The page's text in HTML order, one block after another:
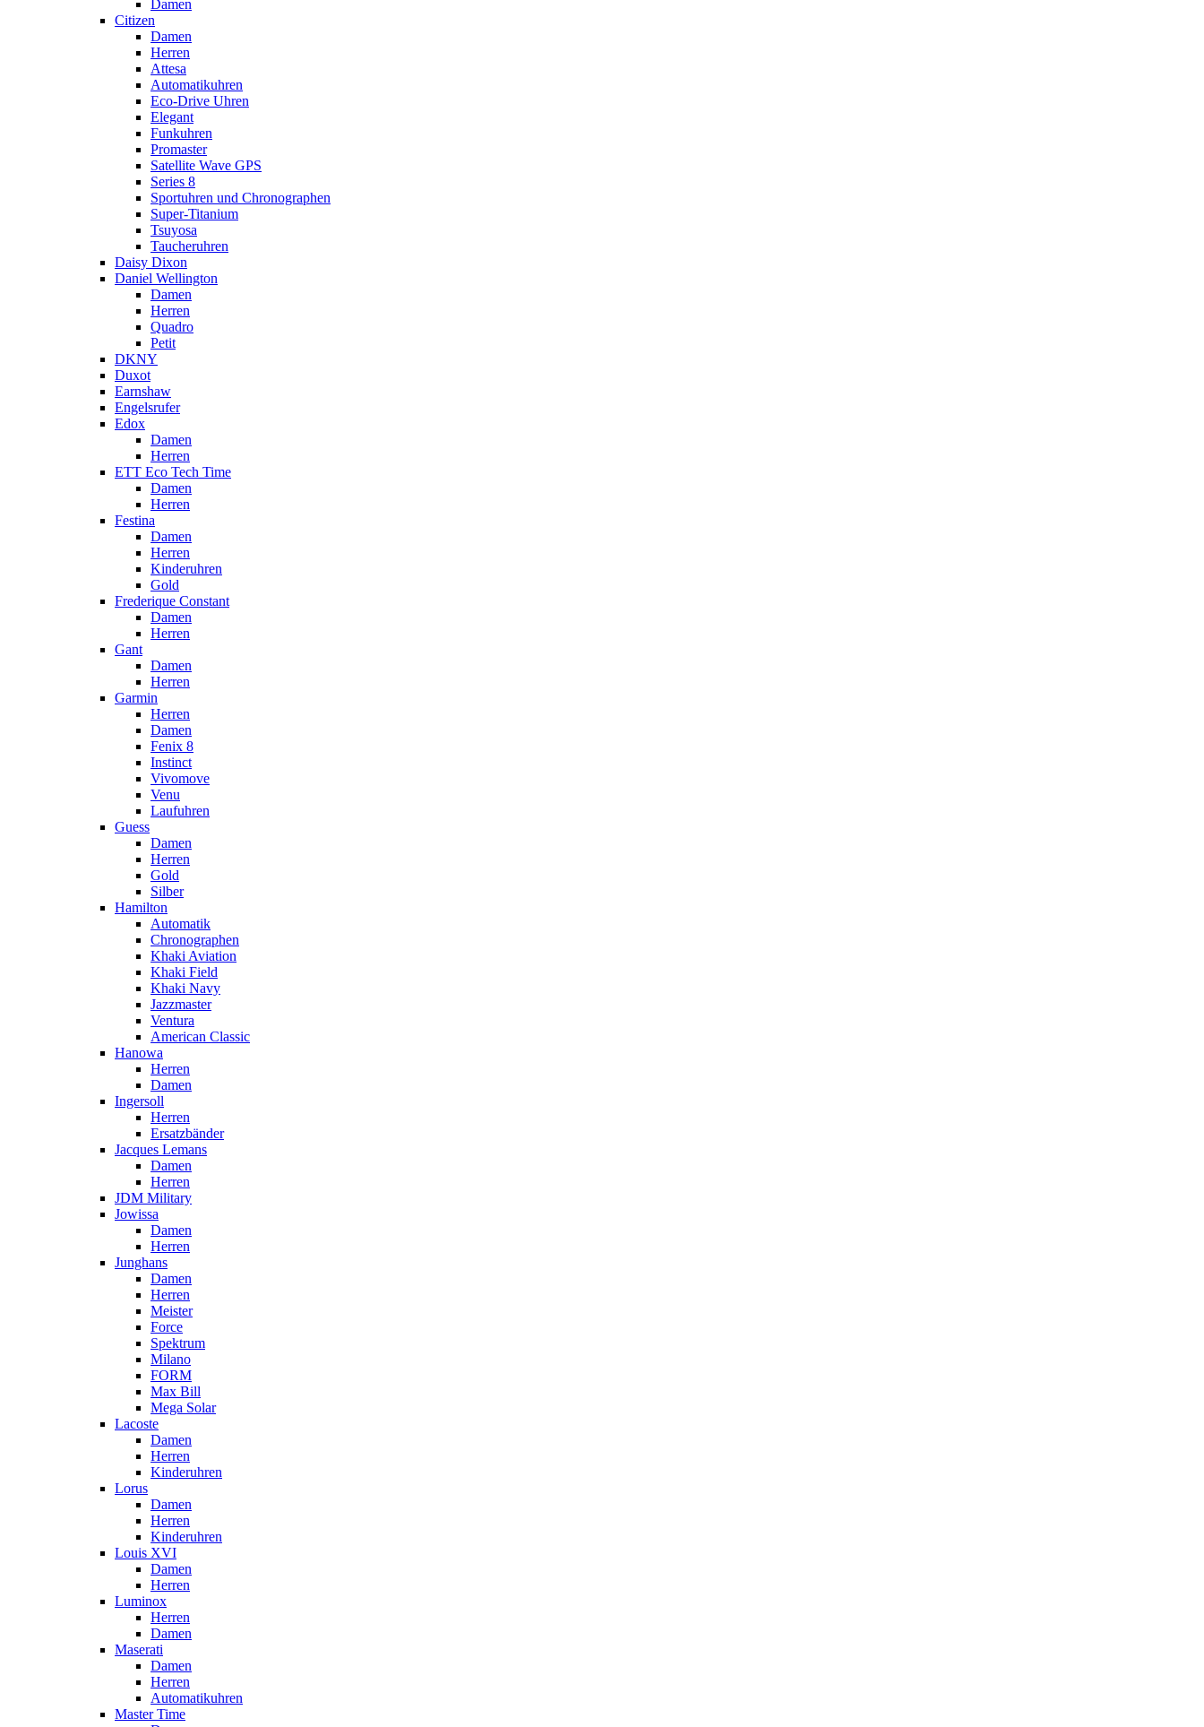
Damen
Citizen
Damen
Herren
Attesa
Automatikuhren
Eco-Drive Uhren
Elegant
Funkuhren
Promaster
Satellite Wave GPS
Series 8
Sportuhren und Chronographen
Super-Titanium
Tsuyosa
Taucheruhren
Daisy Dixon
Daniel Wellington
Damen
Herren
Quadro
Petit
DKNY
Duxot
Earnshaw
Engelsrufer
Edox
Damen
Herren
ETT Eco Tech Time
Damen
Herren
Festina
Damen
Herren
Kinderuhren
Gold
Frederique Constant
Damen
Herren
Gant
Damen
Herren
Garmin
Herren
Damen
Fenix 8
Instinct
Vivomove
Venu
Laufuhren
Guess
Damen
Herren
Gold
Silber
Hamilton
Automatik
Chronographen
Khaki Aviation
Khaki Field
Khaki Navy
Jazzmaster
Ventura
American Classic
Hanowa
Herren
Damen
Ingersoll
Herren
Ersatzbänder
Jacques Lemans
Damen
Herren
JDM Military
Jowissa
Damen
Herren
Junghans
Damen
Herren
Meister
Force
Spektrum
Milano
FORM
Max Bill
Mega Solar
Lacoste
Damen
Herren
Kinderuhren
Lorus
Damen
Herren
Kinderuhren
Louis XVI
Damen
Herren
Luminox
Herren
Damen
Maserati
Damen
Herren
Automatikuhren
Master Time